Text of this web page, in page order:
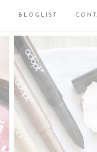
BLOGLIST